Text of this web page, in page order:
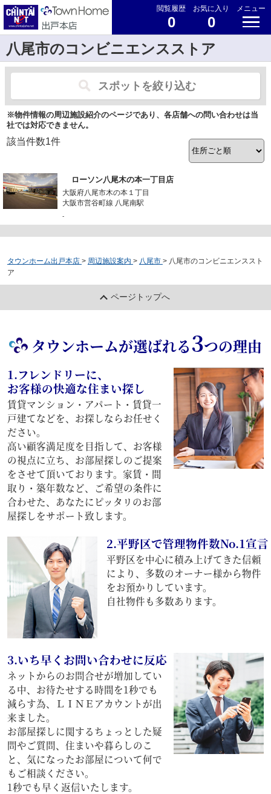
閲覧履歴
0
お気に入り
0
メニュー
八尾市のコンビニエンスストア
スポットを絞り込む
※物件情報の周辺施設紹介のページであり、各店舗への問い合わせは当
社では対応できません。
該当件数1件
ローソン八尾木の本一丁目店
大阪府八尾市木の本１丁目
大阪市営谷町線 八尾南駅
-
タウンホーム出戸本店 > 周辺施設案内 > 八尾市 > 八尾市のコンビニエンススト
ア
ページトップへ
タウンホームが選ばれる3つの理由
1.フレンドリーに、
お客様の快適な住まい探し
賃貸マンション・アパート・賃貸一
戸建てなどを、お探しならお任せく
ださい。
高い顧客満足度を目指して、お客様
の視点に立ち、お部屋探しのご提案
をさせて頂いております。家賃・間
取り・築年数など、ご希望の条件に
合わせた、あなたにピッタリのお部
屋探しをサポート致します。
2.平野区で管理物件数No.1宣言
平野区を中心に積み上げてきた信頼
により、多数のオーナー様から物件
をお預かりしています。
自社物件も多数あります。
3.いち早くお問い合わせに反応
ネットからのお問合せが増加してい
る中、お待たせする時間を1秒でも
減らす為、ＬＩＮＥアカウントが出
来ました。
お部屋探しに関するちょっとした疑
問やご質問、住まいや暮らしのこ
と、気になったお部屋について何で
もご相談ください。
1秒でも早く返信いたします。